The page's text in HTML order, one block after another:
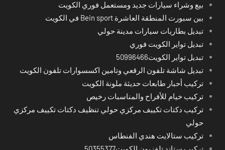
بيع وشراء سيارات جديد ومستعمل فوري الكويت
بين سبورت المنطقة العاشرة Bein sport في الكويت
تبديل بطاريات سيارات مدينة حولي
تبديل تواير الكويت فوري
تبديل تواير الكويت50996466
تبديل شاشة تلفون الرقعي وتامين اكسسوارات تلفون الكويت
تركيب أحبار طابعات حديثة ملونة الكويت
تركيب خيام للأفراح والمناسبات رخيص
تركيب دكتات تكييف مركزي حولي تنظيف دكتات تكييف مركزي
حولي
تركيب ستالايت هندي الفنطاس